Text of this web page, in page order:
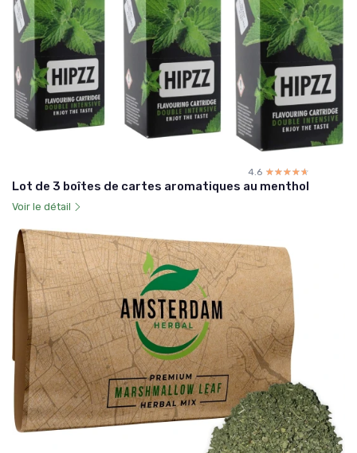
4.6 ☆☆☆☆☆
★★★★★
Lot de 3 boîtes de cartes aromatiques au menthol
Voir le détail